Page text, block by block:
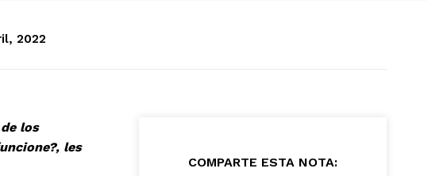
2022
los
les
COMPARTE ESTA NOTA: